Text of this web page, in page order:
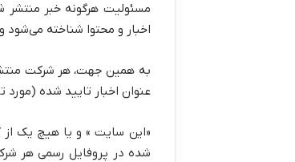
مسئولیت هرگونه خبر منتشر
اخبار و محتوا شناخته
به همین جهت، هر شرکت
عنوان اخبار تایید شده
«این سایت » و یا هیچ یک از
شده در پروفایل رسمی هر